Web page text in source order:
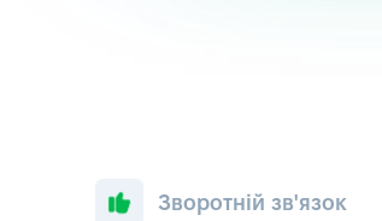
Зворотній зв'язок